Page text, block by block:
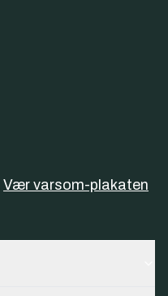
Vær varsom-plakaten